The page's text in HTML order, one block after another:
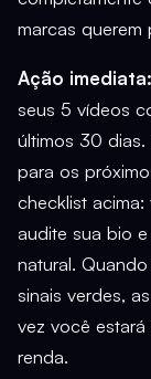
marcas
Ação imediata:
seus 5 vídeos
últimos 30
para os
checklist
audite sua bio
natural.
sinais verdes,
vez você
renda.